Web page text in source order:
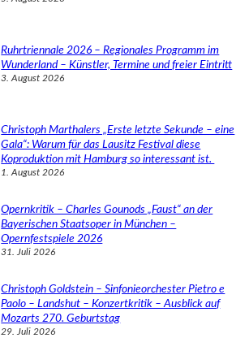
Ruhrtriennale 2026 – Regionales Programm im
Wunderland – Künstler, Termine und freier Eintritt
3. August 2026
Christoph Marthalers „Erste letzte Sekunde – eine
Gala“: Warum für das Lausitz Festival diese
Koproduktion mit Hamburg so interessant ist.
1. August 2026
Opernkritik – Charles Gounods „Faust“ an der
Bayerischen Staatsoper in München –
Opernfestspiele 2026
31. Juli 2026
Christoph Goldstein – Sinfonieorchester Pietro e
Paolo – Landshut – Konzertkritik – Ausblick auf
Mozarts 270. Geburtstag
29. Juli 2026